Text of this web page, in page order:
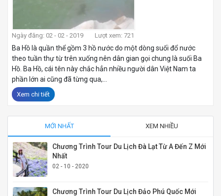
Ngày đăng: 02 - 02 - 2019 Lượt xem: 721
Ba Hồ là quần thể gồm 3 hồ nước do một dòng suối đổ nước
theo tuần thự từ trên xuống nên dân gian gọi chung là suối Ba
Hồ. Ba Hồ, cái tên này chắc hẳn nhiều người dân Việt Nam ta
phần lớn ai cũng đã từng qua,...
Xem chi tiết
MỚI NHẤT XEM NHIỀU
Chương Trình Tour Du Lịch Đà Lạt Từ A Đến Z Mới
Nhất
02 - 10 - 2020
Chương Trình Tour Du Lịch Đảo Phú Quốc Mới